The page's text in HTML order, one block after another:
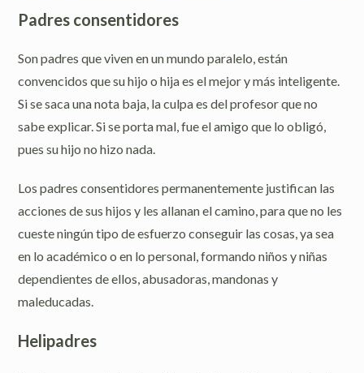
Padres consentidores
Son padres que viven en un mundo paralelo, están
convencidos que su hijo o hija es el mejor y más inteligente.
Si se saca una nota baja, la culpa es del profesor que no
sabe explicar. Si se porta mal, fue el amigo que lo obligó,
pues su hijo no hizo nada.
Los padres consentidores permanentemente justifican las
acciones de sus hijos y les allanan el camino, para que no les
cueste ningún tipo de esfuerzo conseguir las cosas, ya sea
en lo académico o en lo personal, formando niños y niñas
dependientes de ellos, abusadoras, mandonas y
maleducadas.
Helipadres